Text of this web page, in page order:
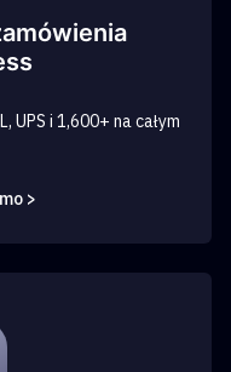
UPS i 1,600+ na całym
>